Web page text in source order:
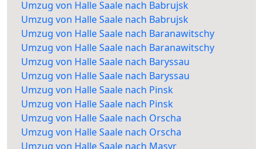
Umzug von Halle Saale nach Babrujsk
Umzug von Halle Saale nach Babrujsk
Umzug von Halle Saale nach Baranawitschy
Umzug von Halle Saale nach Baranawitschy
Umzug von Halle Saale nach Baryssau
Umzug von Halle Saale nach Baryssau
Umzug von Halle Saale nach Pinsk
Umzug von Halle Saale nach Pinsk
Umzug von Halle Saale nach Orscha
Umzug von Halle Saale nach Orscha
Umzug von Halle Saale nach Masyr